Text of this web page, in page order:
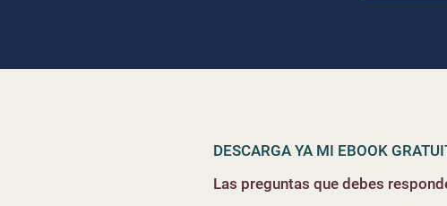
DESCARGA YA MI EBOOK
Las preguntas que debes